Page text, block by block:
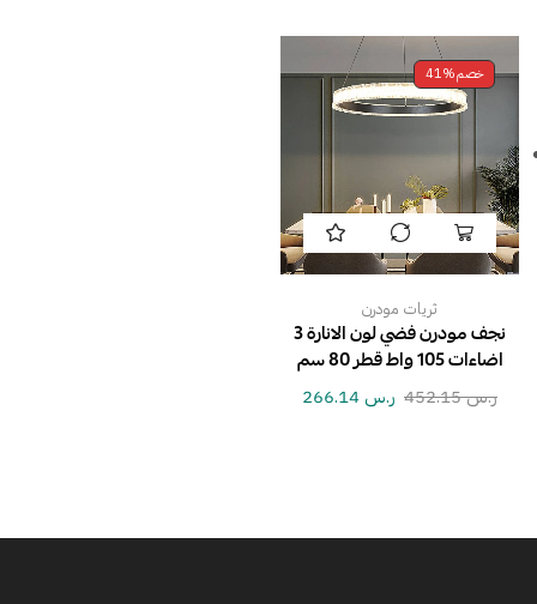
خصم41%
ثريات مودرن
نجف مودرن فضي لون الانارة 3
اضاءات 105 واط قطر 80 سم
ر.س452.15 ر.س